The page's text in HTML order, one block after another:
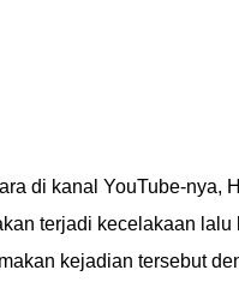
di kanal YouTube-nya,
terjadi kecelakaan
kejadian tersebut